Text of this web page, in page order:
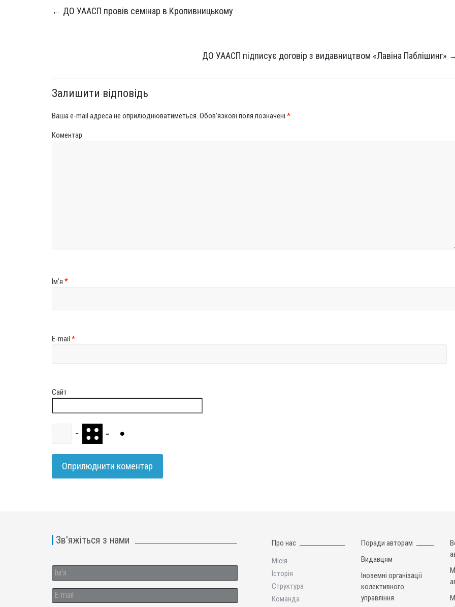
← ДО УААСП провів семінар в Кропивницькому
ДО УААСП підписує договір з видавництвом «Лавіна Паблішинг»
Залишити відповідь
Ваша e-mail адреса не оприлюднюватиметься. Обов’язкові поля позначені *
Коментар
Ім’я *
E-mail *
Сайт
− =
Зв'яжіться з нами
Про нас
Місія
Історія
Структура
Команда
Поради авторам
Видавцям
Іноземні організації
колективного
управління